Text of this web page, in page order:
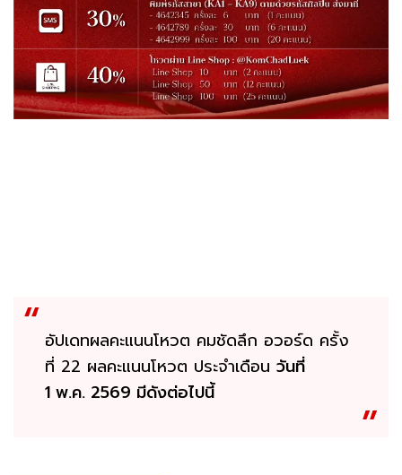
อัปเดทผลคะแนนโหวต คมชัดลึก อวอร์ด ครั้ง
ที่ 22 ผลคะแนนโหวต ประจำเดือน วันที่
1 พ.ค. 2569 มีดังต่อไปนี้